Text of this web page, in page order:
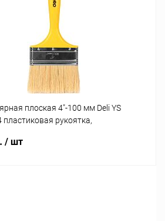
плоская 4"-100 мм Deli YS
пластиковая рукоятка,
/ шт